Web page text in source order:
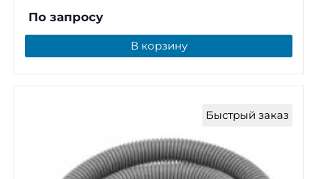
По запросу
В корзину
Быстрый заказ